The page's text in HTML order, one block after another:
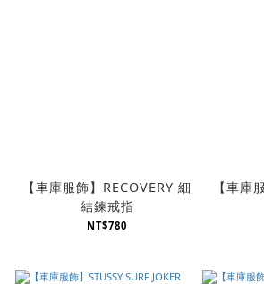
【車庫服飾】RECOVERY 細
結鍊戒指
NT$780
【車庫